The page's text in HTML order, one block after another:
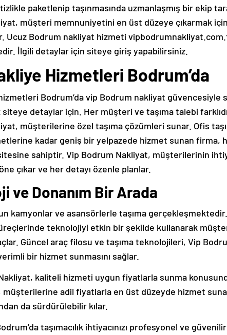
paketlenip taşınmasında uzmanlaşmış bir ekip
müşteri memnuniyetini en üst düzeye çıkarmak
Ucuz Bodrum nakliyat hizmeti
İlgili detaylar için siteye giriş yapabilirsiniz.
Hizmetleri Bodrum’da
Bodrum’da vip Bodrum nakliyat güvencesiyle
detaylar için. Her müşteri ve taşıma talebi
müşterilerine özel taşıma çözümleri sunar. Ofis
kadar geniş bir yelpazede hizmet sunan firma,
sahiptir. Vip Bodrum Nakliyat, müşterilerinin
çıkar ve her detayı özenle planlar.
ve Donanım Bir Arada
kamyonlar ve asansörlerle taşıma
teknolojiyi etkin bir şekilde kullanarak
Güncel araç filosu ve taşıma teknolojileri, Vip
bir hizmet sunmasını sağlar.
kaliteli hizmeti uygun fiyatlarla sunma
müşterilerine adil fiyatlarla en üst düzeyde hizmet
da sürdürülebilir kılar.
taşımacılık ihtiyacınızı profesyonel ve